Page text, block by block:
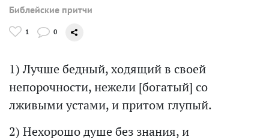
Библейские притчи
1 0
1) Лучше бедный, ходящий в своей
непорочности, нежели [богатый] со
лживыми устами, и притом глупый.
2) Нехорошо душе без знания, и